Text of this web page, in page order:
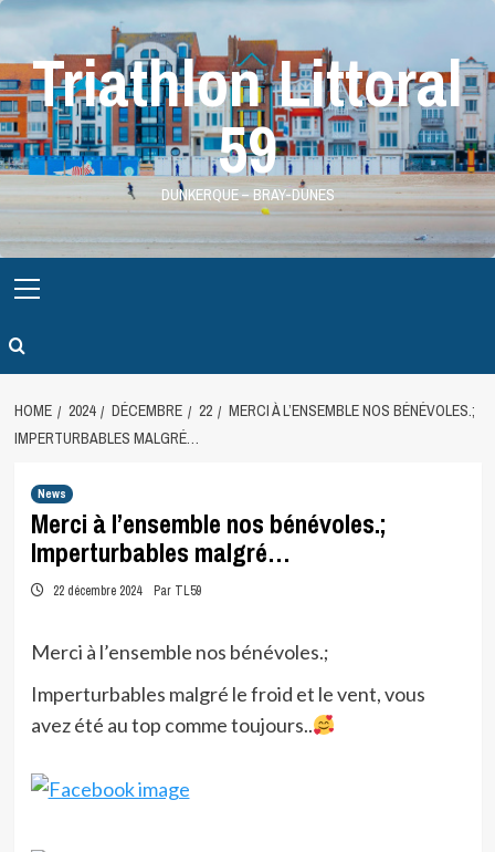
Skip
contentTriathlon Littoral
59
DUNKERQUE – BRAY-DUNES
Menu
HOME 2024 DÉCEMBRE 22
MERCI À L’ENSEMBLE NOS BÉNÉVOLES.;
IMPERTURBABLES MALGRÉ…
News
Merci à l’ensemble nos bénévoles.;
Imperturbables malgré…
22 décembre 2024 Par TL59
Merci à l’ensemble nos bénévoles.;
Imperturbables malgré le froid et le vent, vous
avez été au top comme toujours..